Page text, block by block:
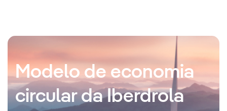
Modelo de economia
circular da Iberdrola